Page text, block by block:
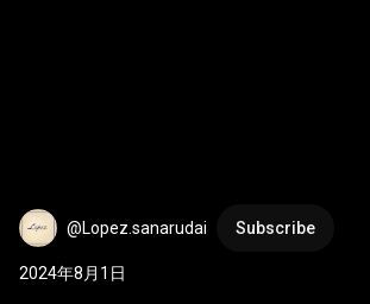
@Lopez.sanarudai Subscribe
2024年8月1日